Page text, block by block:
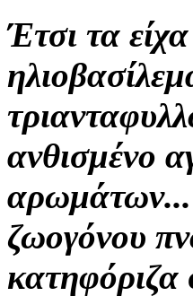
Έτσι τα
ανθισμένο
ζωογόνου
κατηφόριζα